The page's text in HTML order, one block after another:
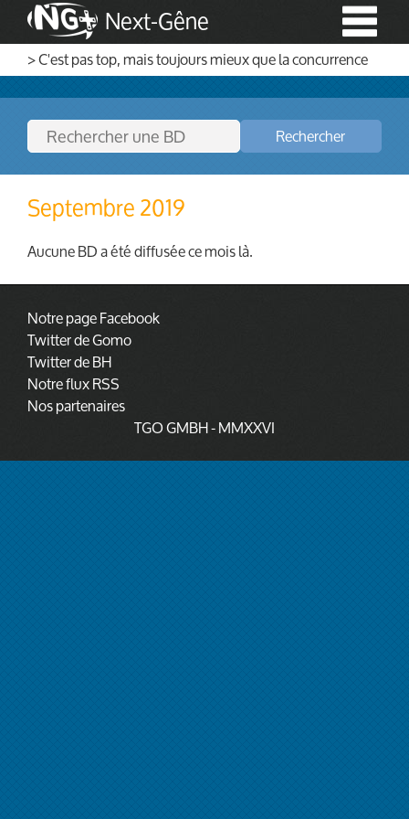
Next-Gêne
> C'est pas top, mais toujours mieux que la concurrence
Rechercher
Septembre 2019
Aucune BD a été diffusée ce mois là.
Notre page Facebook
Twitter de Gomo
Twitter de BH
Notre flux RSS
Nos partenaires
TGO GMBH- MMXXVI